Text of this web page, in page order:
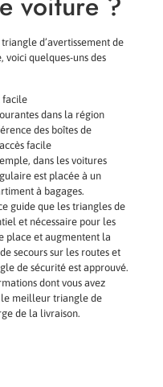
d’avertissement de
quelques-uns des
facile
dans la région
des boîtes de
facile
dans les voitures
est placée à un
à bagages.
guide que les triangles de
et nécessaire pour les
place et augmentent la
secours sur les routes et
de sécurité est approuvé.
dont vous avez
meilleur triangle de
de la livraison.